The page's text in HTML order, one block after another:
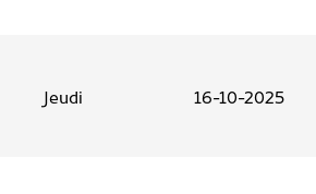
Jeudi 16-10-2025